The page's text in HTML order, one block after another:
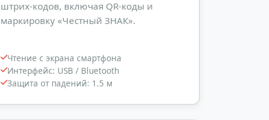
штрих-кодов, включая QR-коды и
маркировку «Честный ЗНАК».
Чтение с экрана смартфона
Интерфейс: USB / Bluetooth
Защита от падений: 1.5 м